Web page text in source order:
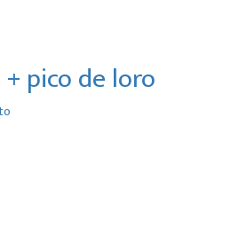
pico de loro